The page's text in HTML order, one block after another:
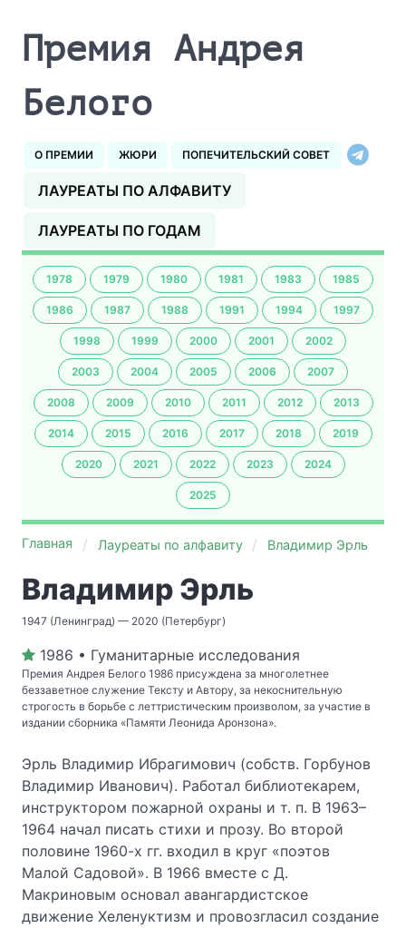
Премия Андрея
Белого
О ПРЕМИИ ЖЮРИ ПОПЕЧИТЕЛЬСКИЙ СОВЕТ
ЛАУРЕАТЫ ПО АЛФАВИТУ
ЛАУРЕАТЫ ПО ГОДАМ
1978 1979 1980 1981 1983 1985
1986 1987 1988 1991 1994 1997
1998 1999 2000 2001 2002
2003 2004 2005 2006 2007
2008 2009 2010 2011 2012 2013
2014 2015 2016 2017 2018 2019
2020 2021 2022 2023 2024
2025
Главная Лауреаты по алфавиту Владимир Эрль
Владимир Эрль
1947 (Ленинград) — 2020 (Петербург)
1986 • Гуманитарные исследования
Премия Андрея Белого 1986 присуждена за многолетнее
беззаветное служение Тексту и Автору, за некоснительную
строгость в борьбе с леттристическим произволом, за участие в
издании сборника «Памяти Леонида Аронзона».
Эрль Владимир Ибрагимович (собств. Горбунов
Владимир Иванович). Работал библиотекарем,
инструктором пожарной охраны и т. п. В 1963–
1964 начал писать стихи и прозу. Во второй
половине 1960-х гг. входил в круг «поэтов
Малой Садовой». В 1966 вместе с Д.
Макриновым основал авангардистское
движение Хеленуктизм и провозгласил создание